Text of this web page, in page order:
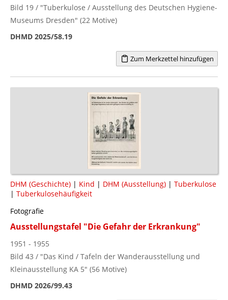
Bild 19 / "Tuberkulose / Ausstellung des Deutschen Hygiene-
Museums Dresden" (22 Motive)
DHMD 2025/58.19
Zum Merkzettel hinzufügen
DHM (Geschichte) | Kind | DHM (Ausstellung) | Tuberkulose
| Tuberkulosehäufigkeit
Fotografie
Ausstellungstafel "Die Gefahr der Erkrankung"
1951 - 1955
Bild 43 / "Das Kind / Tafeln der Wanderausstellung und
Kleinausstellung KA 5" (56 Motive)
DHMD 2026/99.43